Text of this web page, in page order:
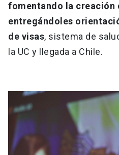
fomentando la creación
entregándoles
de visas, sistema de
la UC y llegada a Chile.